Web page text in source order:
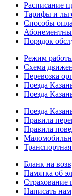
Расписание
Тарифы и
Способы
Порядок
Режим
Схема
Перевозка
Поезда
Поезда
Поезда
Правила
Правила
Бланк на
Памятка об
Страхование
Написать нам